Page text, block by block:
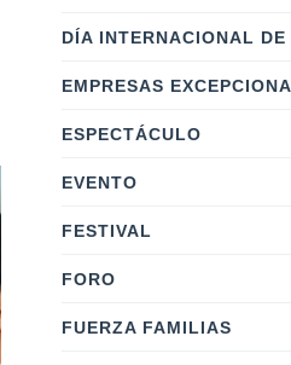
DÍA INTERNACIONAL
EMPRESAS
ESPECTÁCULO
EVENTO
FESTIVAL
FORO
FUERZA FAMILIAS